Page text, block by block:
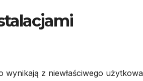
z niewłaściwego